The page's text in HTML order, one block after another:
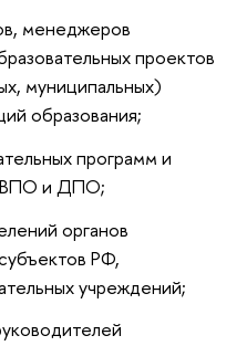
менеджеров
проектов
муниципальных)
образования;
программ и
ВПО и ДПО;
органов
РФ,
учреждений;